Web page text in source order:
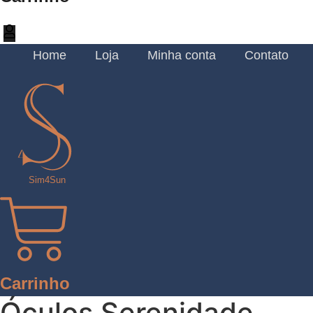
Home Loja Minha conta Contato
Sim4Sun
Carrinho